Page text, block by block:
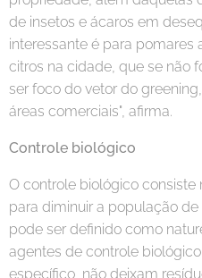
de insetos e ácaros em
interessante é para
citros na cidade, que se não
ser foco do vetor do
áreas comerciais", afirma.
Controle biológico
O controle biológico consiste
para diminuir a população
pode ser definido como
agentes de controle
específico, não deixam